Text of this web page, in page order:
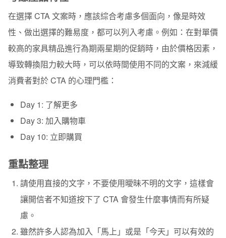
在選擇 CTA 文案時，應該綜合考慮多個面向，像是時效
性、做出選擇的難易度，都可以列入考慮。例如：在對單價
較高的家具精品進行為期兩星期的促銷時，由於價格因素，
導致轉換阻力較大時，可以依時間使用不同的文案，來減緩
消費者對於 CTA 的心理門檻：
Day 1: 了解更多
Day 3: 加入購物車
Day 10: 立即購買
重點整理
請使用直接的文字，不要使用曖昧不明的文字，這樣會
讓開信者不知道按下了 CTA 會發生什麼事情而有所疑
慮。
雖然許多人認為加入「馬上」或是「今天」可以有效的